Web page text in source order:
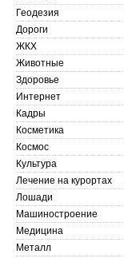
Геодезия
Дороги
ЖКХ
Животные
Здоровье
Интернет
Кадры
Косметика
Космос
Культура
Лечение на курортах
Лошади
Машиностроение
Медицина
Металл